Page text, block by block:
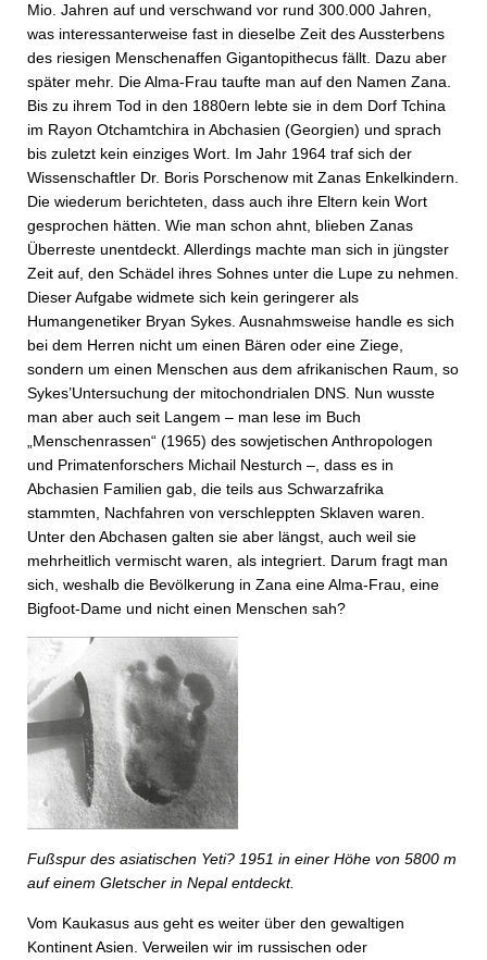
Mio. Jahren auf und verschwand vor rund 300.000 Jahren,
was interessanterweise fast in dieselbe Zeit des Aussterbens
des riesigen Menschenaffen Gigantopithecus fällt. Dazu aber
später mehr. Die Alma-Frau taufte man auf den Namen Zana.
Bis zu ihrem Tod in den 1880ern lebte sie in dem Dorf Tchina
im Rayon Otchamtchira in Abchasien (Georgien) und sprach
bis zuletzt kein einziges Wort. Im Jahr 1964 traf sich der
Wissenschaftler Dr. Boris Porschenow mit Zanas Enkelkindern.
Die wiederum berichteten, dass auch ihre Eltern kein Wort
gesprochen hätten. Wie man schon ahnt, blieben Zanas
Überreste unentdeckt. Allerdings machte man sich in jüngster
Zeit auf, den Schädel ihres Sohnes unter die Lupe zu nehmen.
Dieser Aufgabe widmete sich kein geringerer als
Humangenetiker Bryan Sykes. Ausnahmsweise handle es sich
bei dem Herren nicht um einen Bären oder eine Ziege,
sondern um einen Menschen aus dem afrikanischen Raum, so
Sykes’Untersuchung der mitochondrialen DNS. Nun wusste
man aber auch seit Langem – man lese im Buch
„Menschenrassen“ (1965) des sowjetischen Anthropologen
und Primatenforschers Michail Nesturch –, dass es in
Abchasien Familien gab, die teils aus Schwarzafrika
stammten, Nachfahren von verschleppten Sklaven waren.
Unter den Abchasen galten sie aber längst, auch weil sie
mehrheitlich vermischt waren, als integriert. Darum fragt man
sich, weshalb die Bevölkerung in Zana eine Alma-Frau, eine
Bigfoot-Dame und nicht einen Menschen sah?
Fußspur des asiatischen Yeti? 1951 in einer Höhe von 5800 m
auf einem Gletscher in Nepal entdeckt.
Vom Kaukasus aus geht es weiter über den gewaltigen
Kontinent Asien. Verweilen wir im russischen oder